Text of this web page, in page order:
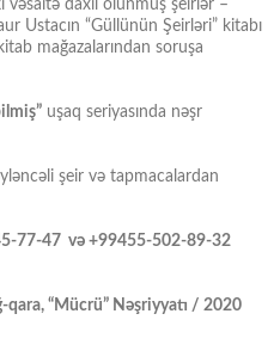
vəsaitə daxil olunmuş şeirlər –
Ustacın “Güllünün Şeirləri” kitabı
mağazalarından soruşa
uşaq seriyasında nəşr
şeir və tapmacalardan
77-47 və +99455-502-89-32
“Mücrü” Nəşriyyatı / 2020